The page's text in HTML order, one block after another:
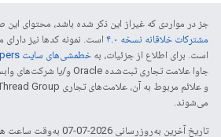
جز در مواردی که غیراز این ذکر شده باشد، محتوای
مشترکات خلاقانه نسخه ۴.۰
است. نمونه کدها نیز دارای
است. برای اطلاع از جزئیات، به خطمشی‌های سایت Google Developers‏
می‌شوند.
تاریخ آخرین به‌روزرسانی 2026-07-07 به‌وقت ساعت هماهنگ جهانی.